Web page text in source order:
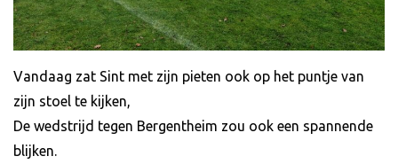
Vandaag zat Sint met zijn pieten ook op het puntje van
zijn stoel te kijken,
De wedstrijd tegen Bergentheim zou ook een spannende
blijken.